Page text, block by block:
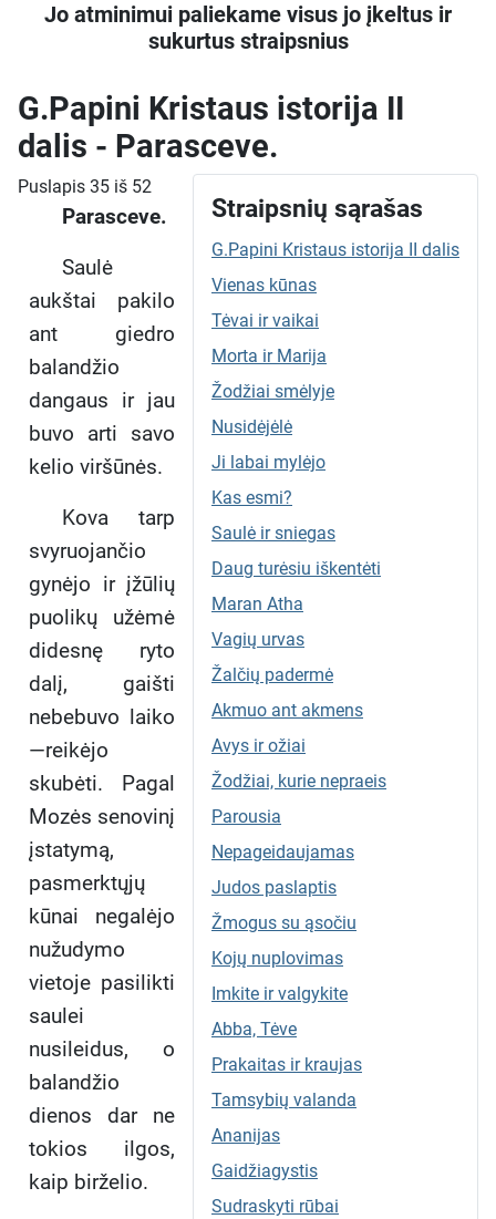
Jo atminimui paliekame visus jo įkeltus ir
sukurtus straipsnius
G.Papini Kristaus istorija II
dalis - Parasceve.
Straipsnių sąrašas
G.Papini Kristaus istorija II dalis
Vienas kūnas
Tėvai ir vaikai
Morta ir Marija
Žodžiai smėlyje
Nusidėjėlė
Ji labai mylėjo
Kas esmi?
Saulė ir sniegas
Daug turėsiu iškentėti
Maran Atha
Vagių urvas
Žalčių padermė
Akmuo ant akmens
Avys ir ožiai
Žodžiai, kurie nepraeis
Parousia
Nepageidaujamas
Judos paslaptis
Žmogus su ąsočiu
Kojų nuplovimas
Imkite ir valgykite
Abba, Tėve
Prakaitas ir kraujas
Tamsybių valanda
Ananijas
Gaidžiagystis
Sudraskyti rūbai
Puslapis 35 iš 52
Parasceve.
Saulė
aukštai pakilo
ant giedro
balandžio
dangaus ir jau
buvo arti savo
kelio viršūnės.
Kova tarp
svyruojančio
gynėjo ir įžūlių
puolikų užėmė
didesnę ryto
dalį, gaišti
nebebuvo laiko
—reikėjo
skubėti. Pagal
Mozės senovinį
įstatymą,
pasmerktųjų
kūnai negalėjo
nužudymo
vietoje pasilikti
saulei
nusileidus, o
balandžio
dienos dar ne
tokios ilgos,
kaip birželio.